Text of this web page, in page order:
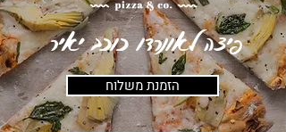
פיצה לאונרדו כוכב יאיר
הזמנת משלוח